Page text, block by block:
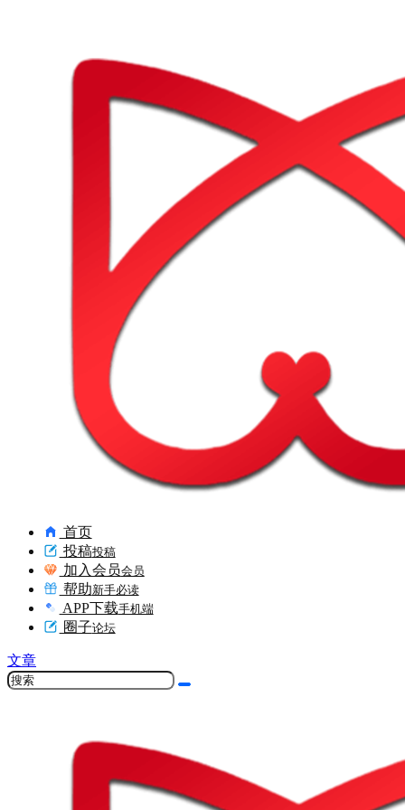
首页
投稿投稿
加入会员会员
帮助新手必读
APP下载手机端
圈子论坛
文章